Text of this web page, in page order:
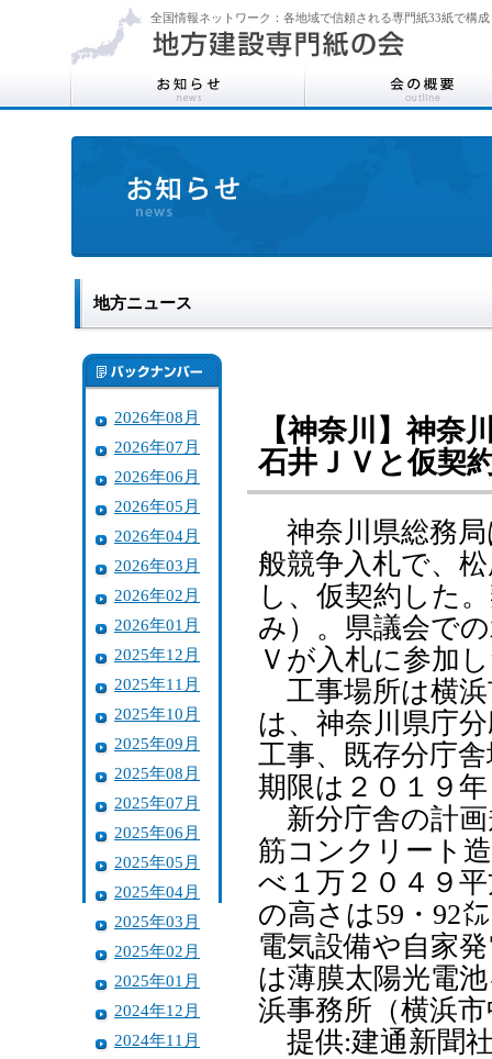
全国情報ネットワーク：各地域で信頼される専門紙33紙で構成
地方ニュース
2026年08月
2026年07月
2026年06月
2026年05月
2026年04月
2026年03月
2026年02月
2026年01月
2025年12月
2025年11月
2025年10月
2025年09月
2025年08月
2025年07月
2025年06月
2025年05月
2025年04月
2025年03月
2025年02月
2025年01月
2024年12月
2024年11月
【神奈川】神
石井ＪＶと仮契
神奈川県総務局
般競争入札で、
し、仮契約した
み）。県議会で
Ｖが入札に参加
工事場所は横浜
は、神奈川県庁
工事、既存分庁
期限は２０１９
新分庁舎の計画
筋コンクリート
べ１万２０４９
の高さは59・92
電気設備や自家
は薄膜太陽光電
浜事務所（横浜
提供:建通新聞